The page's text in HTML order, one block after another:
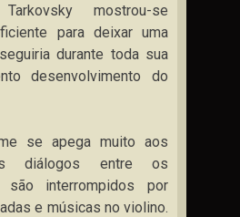
mostrou-se
para deixar uma
durante toda sua
desenvolvimento do
se apega muito aos
diálogos entre os
são interrompidos por
e músicas no violino.